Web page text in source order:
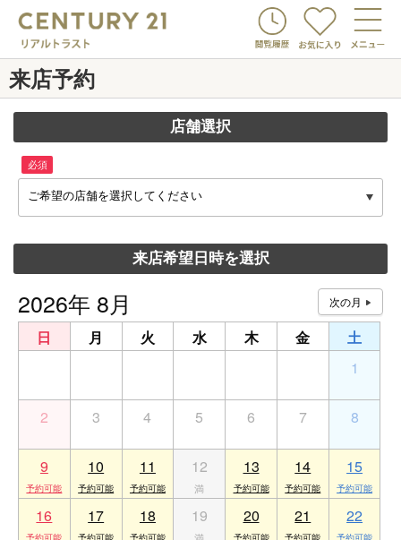
来店予約
店舗選択
必須
ご希望の店舗を選択してください
来店希望日時を選択
2026年 8月
日 月 火 水 木 金
土
1
2 3 4 5 6 7 8
9 10 11 12 13 14 15
16 17 18 19 20 21 22